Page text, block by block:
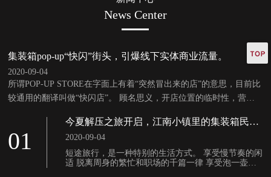
News Center
集装箱pop-up“快闪”街头，引爆线下实体商业流量。
2020-09-04
所谓POP-UP STORE在字面上有着“突然冒出来的店”的意思，目前比
较通用的翻译叫做“快闪店”。 顾名思义，开店位置的临时性，营业
许是在某个具有复古气质的报亭，也许是商场广场上充满设计感的临
时建筑。
01
今夏解压之旅开启，江南小镇里的集装箱民
2020-09-04
短途旅行，是一种特别的生活方式。 享受慢节奏的闲
适 脱离周身的繁忙和职场的千篇一律 享受泡一壶好